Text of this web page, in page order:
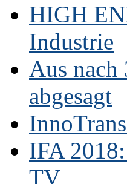
HIGH
Industrie
Aus
abgesagt
IFA
TV